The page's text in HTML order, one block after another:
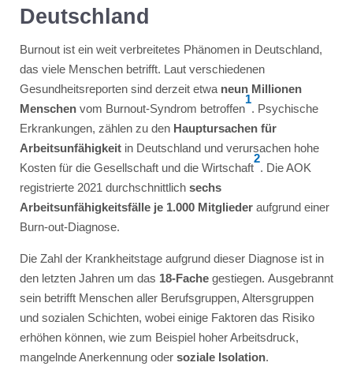
Deutschland
Burnout ist ein weit verbreitetes Phänomen in Deutschland,
das viele Menschen betrifft. Laut verschiedenen
Gesundheitsreporten sind derzeit etwa neun Millionen
Menschenvom Burnout-Syndrom betroffen
1
. Psychische
Erkrankungen, zählen zu den Hauptursachen für
Arbeitsunfähigkeitin Deutschland und verursachen hohe
Kosten für die Gesellschaft und die Wirtschaft
2
. Die AOK
registrierte 2021 durchschnittlich sechs
Arbeitsunfähigkeitsfälle je 1.000 Mitgliederaufgrund einer
Burn-out-Diagnose.
Die Zahl der Krankheitstage aufgrund dieser Diagnose ist in
den letzten Jahren um das 18-Fachegestiegen. Ausgebrannt
sein betrifft Menschen aller Berufsgruppen, Altersgruppen
und sozialen Schichten, wobei einige Faktoren das Risiko
erhöhen können, wie zum Beispiel hoher Arbeitsdruck,
mangelnde Anerkennung oder soziale Isolation.